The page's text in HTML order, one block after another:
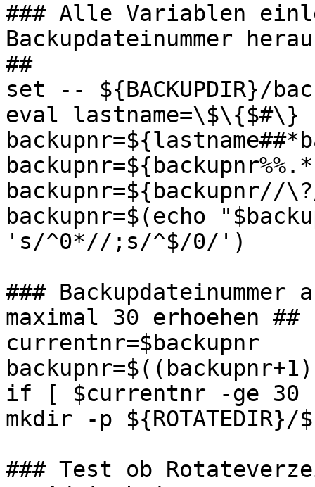
### Alle Variablen
Backupdateinummer
##
set -- ${BACKUPDIR}/
eval lastname=\$\{$#\}
backupnr=${backupnr//
backupnr=$(echo
's/^0*//;s/^$/0/')
### Backupdateinummer
maximal 30 erhoehen ##
currentnr=$backupnr
if [ $currentnr -ge 30
mkdir -p ${ROTATEDIR}/
### Test ob